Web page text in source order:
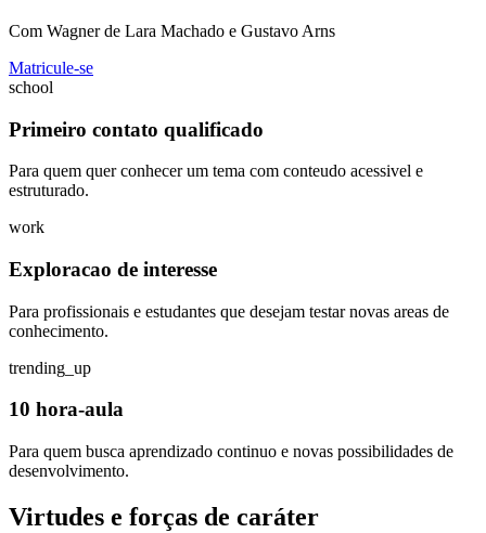
Com Wagner de Lara Machado e Gustavo Arns
Matricule-se
school
Primeiro contato qualificado
Para quem quer conhecer um tema com conteudo acessivel e
estruturado.
work
Exploracao de interesse
Para profissionais e estudantes que desejam testar novas areas de
conhecimento.
trending_up
10 hora-aula
Para quem busca aprendizado continuo e novas possibilidades de
desenvolvimento.
Virtudes e forças de caráter